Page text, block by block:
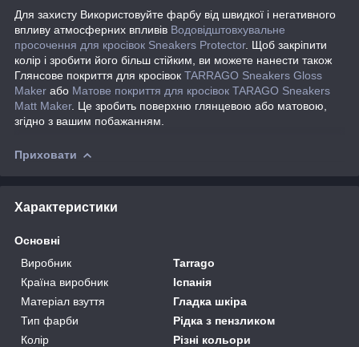
Для захисту Використовуйте фарбу від швидкої і негативного
впливу атмосферних впливів Водовідштовхувальне
просочення для кросівок Sneakers Protector. Щоб закріпити
колір і зробити його більш стійким, ви можете нанести також
Глянсове покриття для кросівок TARRAGO Sneakers Gloss
Maker або Матове покриття для кросівок TARAGO Sneakers
Matt Maker. Це зробить поверхню глянцевою або матовою,
згідно з вашим побажанням.
Приховати
Характеристики
Основні
Виробник
Tarrago
Країна виробник
Іспанія
Матеріал взуття
Гладка шкіра
Тип фарби
Рідка з пензликом
Колір
Різні кольори